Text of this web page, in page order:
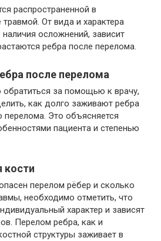
распространенной в
От вида и характера
осложнений, зависит
ребра после перелома.
после перелома
за помощью к врачу,
как долго заживают ребра
Это объясняется
пациента и степенью
кости
перелом рёбер и сколько
необходимо отметить, что
характер и зависят
Перелом ребра, как и
структуры заживает в